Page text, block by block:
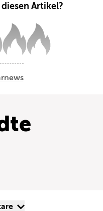
Artikel?